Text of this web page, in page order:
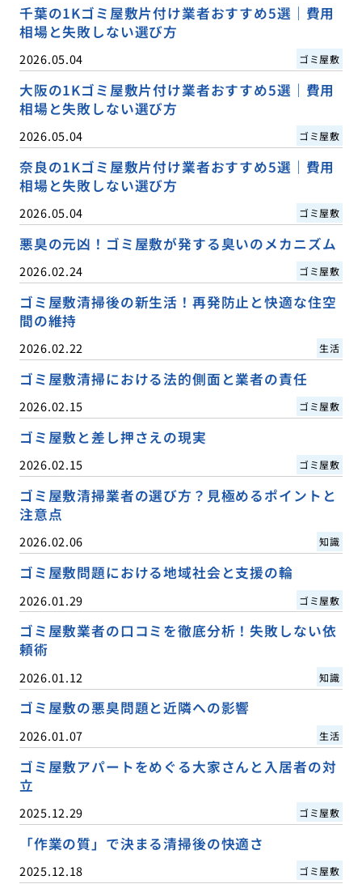
千葉の1Kゴミ屋敷片付け業者おすすめ5選｜費用
相場と失敗しない選び方
2026.05.04 ゴミ屋敷
大阪の1Kゴミ屋敷片付け業者おすすめ5選｜費用
相場と失敗しない選び方
2026.05.04 ゴミ屋敷
奈良の1Kゴミ屋敷片付け業者おすすめ5選｜費用
相場と失敗しない選び方
2026.05.04 ゴミ屋敷
悪臭の元凶！ゴミ屋敷が発する臭いのメカニズム
2026.02.24 ゴミ屋敷
ゴミ屋敷清掃後の新生活！再発防止と快適な住空
間の維持
2026.02.22 生活
ゴミ屋敷清掃における法的側面と業者の責任
2026.02.15 ゴミ屋敷
ゴミ屋敷と差し押さえの現実
2026.02.15 ゴミ屋敷
ゴミ屋敷清掃業者の選び方？見極めるポイントと
注意点
2026.02.06 知識
ゴミ屋敷問題における地域社会と支援の輪
2026.01.29 ゴミ屋敷
ゴミ屋敷業者の口コミを徹底分析！失敗しない依
頼術
2026.01.12 知識
ゴミ屋敷の悪臭問題と近隣への影響
2026.01.07 生活
ゴミ屋敷アパートをめぐる大家さんと入居者の対
立
2025.12.29 ゴミ屋敷
「作業の質」で決まる清掃後の快適さ
2025.12.18 ゴミ屋敷